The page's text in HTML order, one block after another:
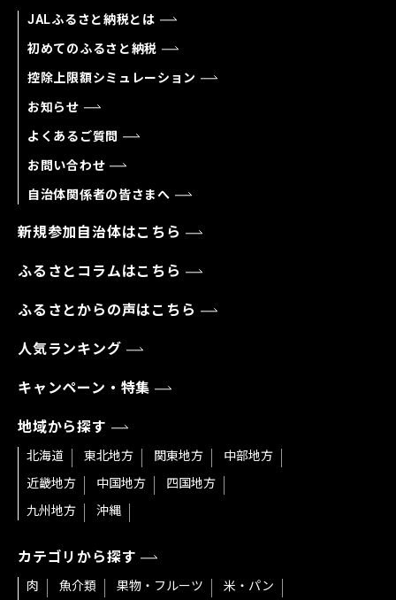
JALふるさと納税とは
初めてのふるさと納税
控除上限額シミュレーション
お知らせ
よくあるご質問
お問い合わせ
自治体関係者の皆さまへ
新規参加自治体はこちら
ふるさとコラムはこちら
ふるさとからの声はこちら
人気ランキング
キャンペーン・特集
地域から探す
北海道 東北地方 関東地方
中部地方
近畿地方
中国地方
四国地方
九州地方
沖縄
カテゴリから探す
肉 魚介類 果物・フルーツ
米・パン